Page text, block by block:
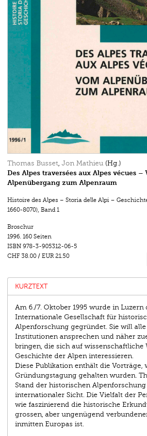
Thomas Busset, Jon Mathieu (Hg.)
Des Alpes traversées aux Alpes vécues –
Alpenübergang zum Alpenraum
Histoire des Alpes – Storia delle Alpi –
1660-8070), Band 1
Broschur
1996. 160 Seiten
ISBN 978-3-905312-06-5
CHF 38.00 / EUR 21.50
KURZTEXT
Am 6./7. Oktober 1995 wurde in Luzern
Internationale Gesellschaft für
Alpenforschung gegründet. Sie will
Institutionen ansprechen und näher
bringen, die sich auf wissenschaftliche
Geschichte der Alpen interessieren.
Diese Publikation enthält die Vorträge,
Gründungstagung gehalten wurden.
Stand der historischen
internationaler Sicht. Die Vielfalt der
wie faszinierend die historische
grossen, aber ungenügend
inmitten Europas ist.